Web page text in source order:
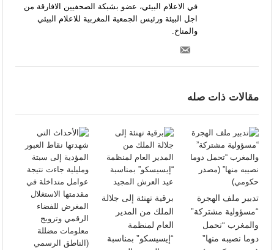
في الاعلام البيئي، عضو بشبكة الصحفيين الافارقة من
اجل البيئة ورئيس الجمعية المغربية للاعلام البيئي
والمناخ.
مقالات ذات صله
تدبير ملف الهجرة
“مسؤولية مشتركة”
والمغرب “تحمل
دوما نصيبه منها”
برقية تهنئة إلى جلالة
الملك من المدير
العام لمنظمة
“إيسيسكو” بمناسبة